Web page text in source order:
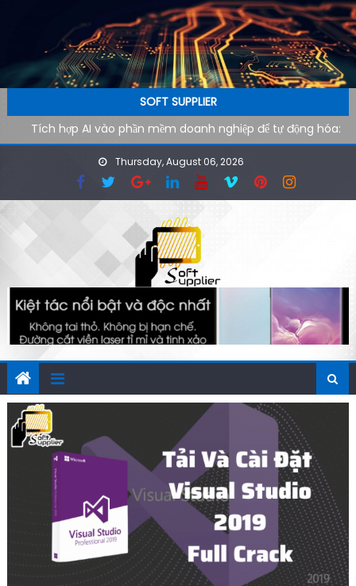
SOFT SUPPLIER
Tích hợp AI vào phần mềm doanh nghiệp để tự động hóa:
Lộ trình kỹ thuật từ pilot đến production
AI agent cho doanh nghiệp: Xu hướng phần mềm tự vận
hành trong kỷ nguyên tự động hóa
Công cụ AI hỗ trợ SEO kỹ thuật: cách audit website nhanh
hơn cho đội ngũ công nghệ
Ứng dụng AI cho phòng marketing: Tự động hóa tác vụ
Phần mềm AI cho doanh nghiệp: Tại sao tốc độ tải website
quyết định 40% khách hàng rời đi
Thursday, August 06, 2026